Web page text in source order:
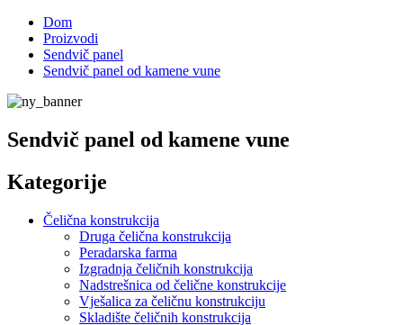
Dom
Proizvodi
Sendvič panel
Sendvič panel od kamene vune
Sendvič panel od kamene vune
Kategorije
Čelična konstrukcija
Druga čelična konstrukcija
Peradarska farma
Izgradnja čeličnih konstrukcija
Nadstrešnica od čelične konstrukcije
Vješalica za čeličnu konstrukciju
Skladište čeličnih konstrukcija